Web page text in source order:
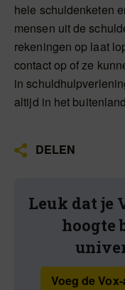
hele schuldenketen
mensen uit de
rekeningen op laat
contact op of ze
in
altijd in het
DELEN
Leuk dat je
hoogte
Voeg de